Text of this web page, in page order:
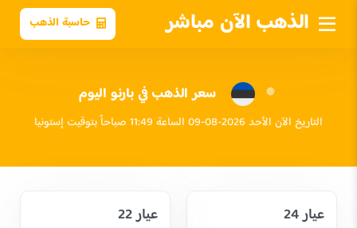
الذهب الآن مباشر حاسبة الذهب
سعر الذهب في بارنو اليوم
التاريخ الآن الأحد 2026-08-09 الساعة 11:49 صباحاً بتوقيت إستونيا
عيار 24 عيار 22